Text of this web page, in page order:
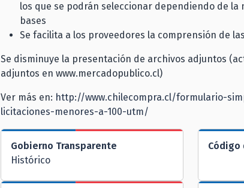
los que se podrán seleccionar dependiendo de la
bases
Se facilita a los proveedores la comprensión de
Se disminuye la presentación de archivos adjuntos
adjuntos en www.mercadopublico.cl)
Ver más en: http://www.chilecompra.cl/formulario-
licitaciones-menores-a-100-utm/
Gobierno Transparente
Histórico
Código